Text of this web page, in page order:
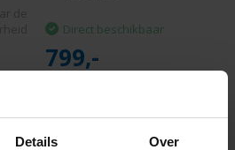
Details Over
Direct beschikbaar
799,-